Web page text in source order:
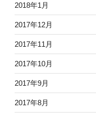
2018年1月
2017年12月
2017年11月
2017年10月
2017年9月
2017年8月